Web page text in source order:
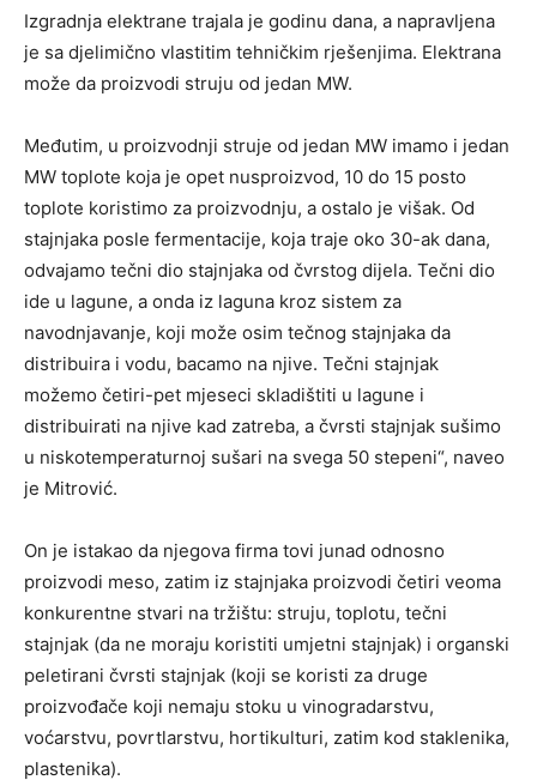
Izgradnja elektrane trajala je godinu dana, a napravljena
je sa djelimično vlastitim tehničkim rješenjima. Elektrana
može da proizvodi struju od jedan MW.
Međutim, u proizvodnji struje od jedan MW imamo i jedan
MW toplote koja je opet nusproizvod, 10 do 15 posto
toplote koristimo za proizvodnju, a ostalo je višak. Od
stajnjaka posle fermentacije, koja traje oko 30-ak dana,
odvajamo tečni dio stajnjaka od čvrstog dijela. Tečni dio
ide u lagune, a onda iz laguna kroz sistem za
navodnjavanje, koji može osim tečnog stajnjaka da
distribuira i vodu, bacamo na njive. Tečni stajnjak
možemo četiri-pet mjeseci skladištiti u lagune i
distribuirati na njive kad zatreba, a čvrsti stajnjak sušimo
u niskotemperaturnoj sušari na svega 50 stepeni“, naveo
je Mitrović.
On je istakao da njegova firma tovi junad odnosno
proizvodi meso, zatim iz stajnjaka proizvodi četiri veoma
konkurentne stvari na tržištu: struju, toplotu, tečni
stajnjak (da ne moraju koristiti umjetni stajnjak) i organski
peletirani čvrsti stajnjak (koji se koristi za druge
proizvođače koji nemaju stoku u vinogradarstvu,
voćarstvu, povrtlarstvu, hortikulturi, zatim kod staklenika,
plastenika).